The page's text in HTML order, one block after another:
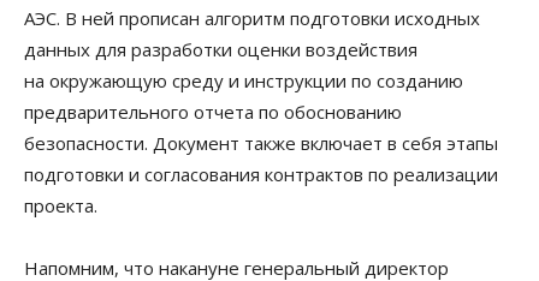
АЭС. В ней прописан алгоритм подготовки исходных
данных для разработки оценки воздействия
на окружающую среду и инструкции по созданию
предварительного отчета по обоснованию
безопасности. Документ также включает в себя этапы
подготовки и согласования контрактов по реализации
проекта.
Напомним, что накануне генеральный директор